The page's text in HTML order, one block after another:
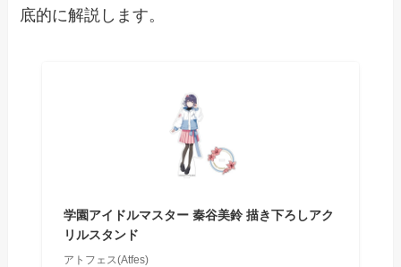
底的に解説します。
学園アイドルマスター 秦谷美鈴 描き下ろしアク
リルスタンド
アトフェス(Atfes)